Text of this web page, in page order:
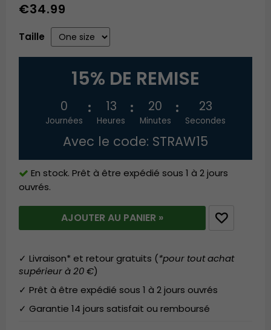
€34.99
Taille
15% DE REMISE
0
Journées
13
Heures
20
Minutes
23
Secondes
Avec le code: STRAW15
En stock. Prêt à être expédié sous 1 à 2 jours
ouvrés.
AJOUTER AU PANIER »
✓ Livraison* et retour gratuits (*pour tout achat
supérieur à 20 €)
✓ Prêt à être expédié sous 1 à 2 jours ouvrés
✓ Garantie 14 jours satisfait ou remboursé